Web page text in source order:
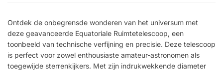
Ontdek de onbegrensde wonderen van het universum met
deze geavanceerde Equatoriale Ruimtetelescoop, een
toonbeeld van technische verfijning en precisie. Deze telescoop
is perfect voor zowel enthousiaste amateur-astronomen als
toegewijde sterrenkijkers. Met zijn indrukwekkende diameter